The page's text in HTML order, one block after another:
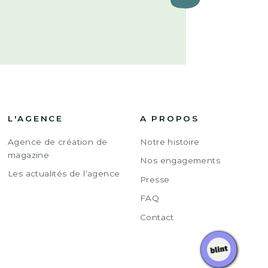
L'AGENCE
Agence de création de
magazine
Les actualités de l’agence
A PROPOS
Notre histoire
Nos engagements
Presse
FAQ
Contact